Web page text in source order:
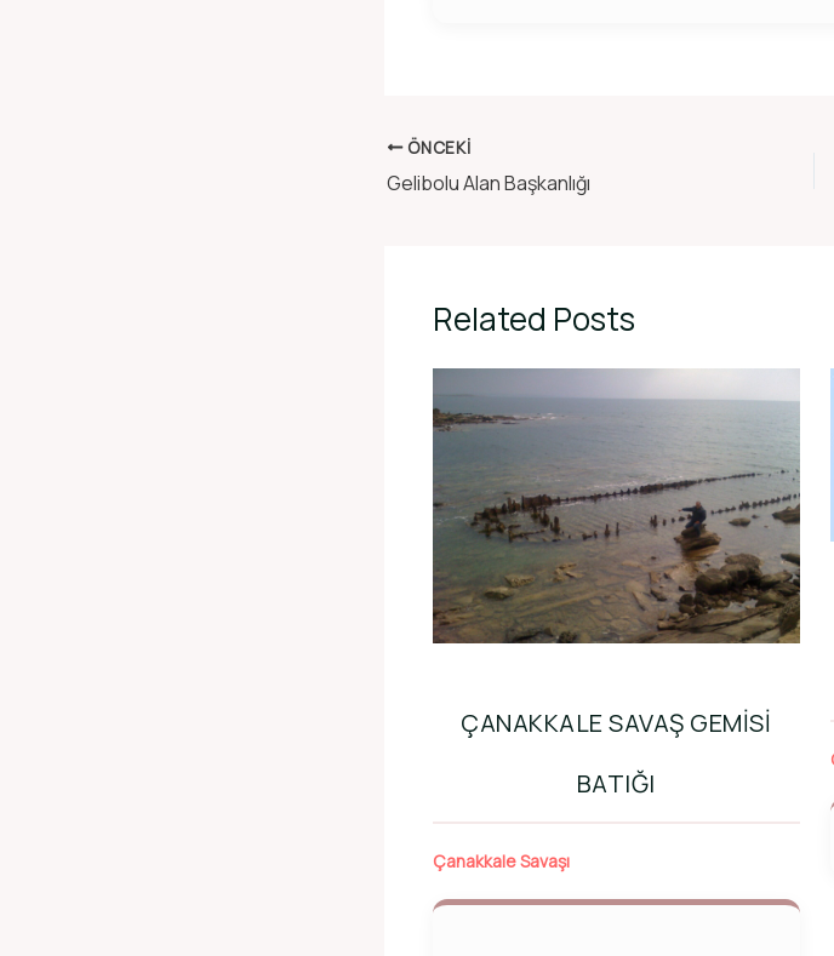
ÖNCEKI
Gelibolu Alan Başkanlığı
Related Posts
ÇANAKKALE SAVAŞ GEMISI
BATIĞI
Çanakkale Savaşı